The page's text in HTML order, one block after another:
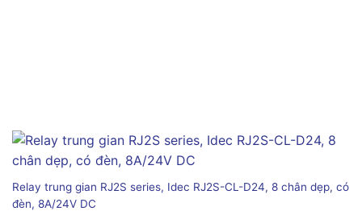
Relay trung gian RJ2S series, Idec RJ2S-CL-D24, 8 chân dẹp, có
đèn, 8A/24V DC